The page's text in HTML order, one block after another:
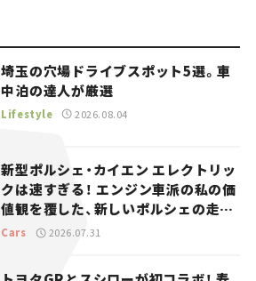
埼玉の穴場ドライブスポット5選。車
中泊の達人が厳選
Lifestyle 2026.08.04
新型ポルシェ・カイエン エレクトリッ
クは速すぎる！ エンジン車派の私の価
値観を覆した、新しいポルシェの走
り。
Cars 2026.07.31